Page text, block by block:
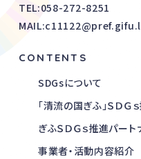
TEL:058-272-8251
CONTENTS
SDGsについて
「清流の国ぎふ」ＳＤＧ
ぎふＳＤＧｓ推進パー
事業者・活動内容紹介